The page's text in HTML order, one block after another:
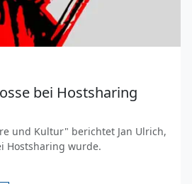
bei Hostsharing
und Kultur" berichtet Jan Ulrich,
Hostsharing wurde.